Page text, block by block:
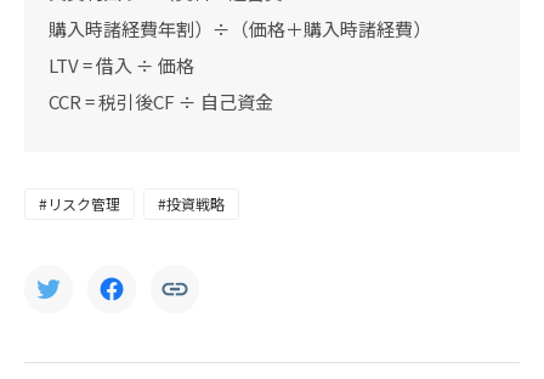
購入時諸経費年割）÷（価格＋購入時諸経費）
LTV = 借入 ÷ 価格
CCR = 税引後CF ÷ 自己資金
#リスク管理 #投資戦略